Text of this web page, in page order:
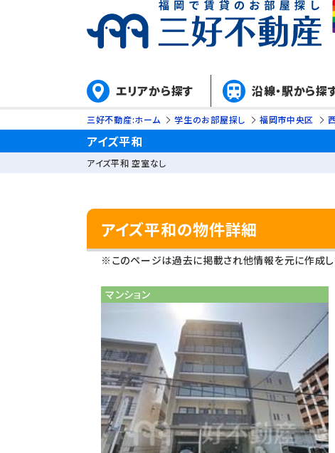
エリアから探す 沿線・駅から探
三好不動産:ホーム 学生のお部屋探し 福岡市中央区
アイズ平和
アイズ平和 空室なし
アイズ平和の物件詳細
※このページは過去に掲載され他情報を元に作成し
マンション